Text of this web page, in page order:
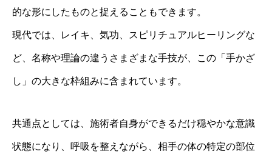
的な形にしたものと捉えることもできます。
現代では、レイキ、気功、スピリチュアルヒーリングな
ど、名称や理論の違うさまざまな手技が、この「手かざ
し」の大きな枠組みに含まれています。
共通点としては、施術者自身ができるだけ穏やかな意識
状態になり、呼吸を整えながら、相手の体の特定の部位